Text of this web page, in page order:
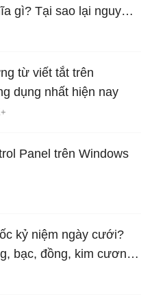
gì? Tại sao lại nguy
từ viết tắt trên
dụng nhất hiện nay
Panel trên Windows
kỷ niệm ngày cưới?
bạc, đồng, kim cương